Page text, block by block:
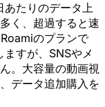
あたりのデータ上
く、超過すると速
のプランで
すが、SNSやメ
。大容量の動画視
データ追加購入を